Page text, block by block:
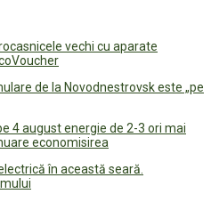
vechi cu aparate
de la Novodnestrovsk este „pe
4 august energie de 2-3 ori mai
economisirea
în această seară.